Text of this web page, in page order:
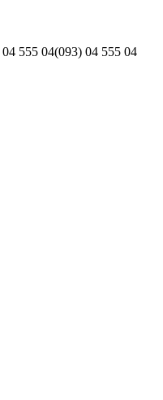
04 555 04(093) 04 555 04